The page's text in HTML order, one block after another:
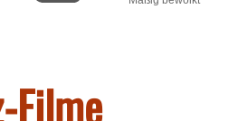
Filme